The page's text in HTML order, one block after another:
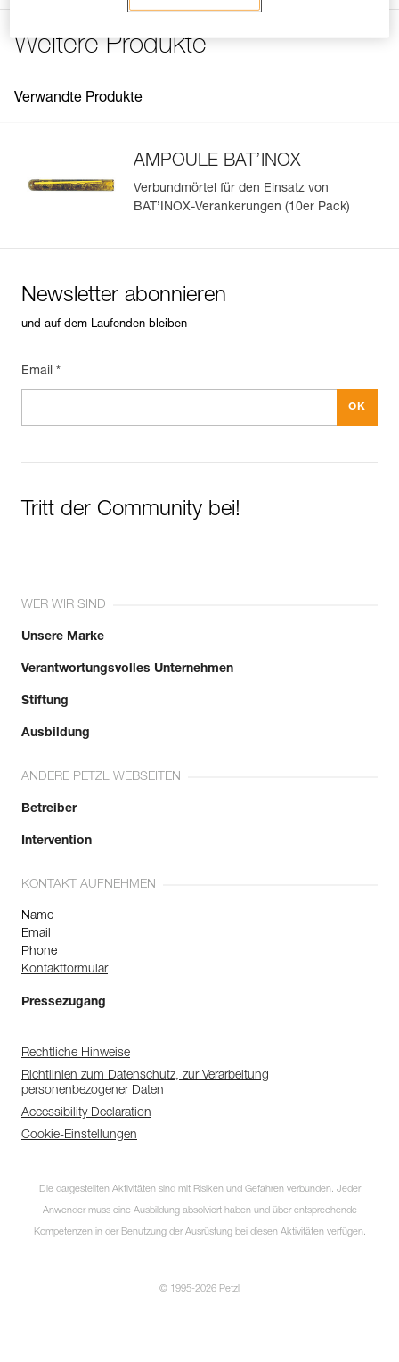
Gewicht : 250 g
Verpackung : 1
G102AA00-BATINOX
Häufige Fragen
Häufige Fragen
See all technical content
Weitere Produkte
Verwandte Produkte
AMPOULE BAT’INOX
Verbundmörtel für den Einsatz von
BAT’INOX-Verankerungen (10er Pack)
Newsletter abonnieren
und auf dem Laufenden bleiben
Email *
Tritt der Community bei!
WER WIR SIND
Unsere Marke
Verantwortungsvolles Unternehmen
Stiftung
Ausbildung
ANDERE PETZL WEBSEITEN
Betreiber
Intervention
KONTAKT AUFNEHMEN
Name
Email
Phone
Kontaktformular
Pressezugang
Rechtliche Hinweise
Richtlinien zum Datenschutz, zur Verarbeitung
personenbezogener Daten
Accessibility Declaration
Cookie-Einstellungen
Die dargestellten Aktivitäten sind mit Risiken und Gefahren verbunden. Jeder
Anwender muss eine Ausbildung absolviert haben und über entsprechende
Kompetenzen in der Benutzung der Ausrüstung bei diesen Aktivitäten verfügen.
© 1995-2026 Petzl